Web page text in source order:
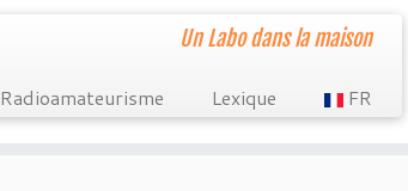
Un Labo dans la maison
Radioamateurisme Lexique FR